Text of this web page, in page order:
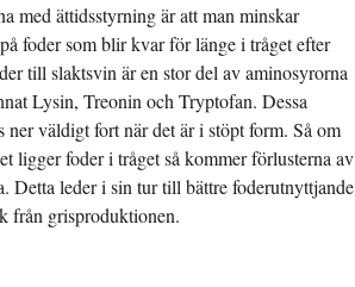
med ättidsstyrning är att man minskar
foder som blir kvar för länge i tråget efter
till slaktsvin är en stor del av aminosyrorna
Lysin, Treonin och Tryptofan. Dessa
ner väldigt fort när det är i stöpt form. Så om
ligger foder i tråget så kommer förlusterna av
Detta leder i sin tur till bättre foderutnyttjande
från grisproduktionen.